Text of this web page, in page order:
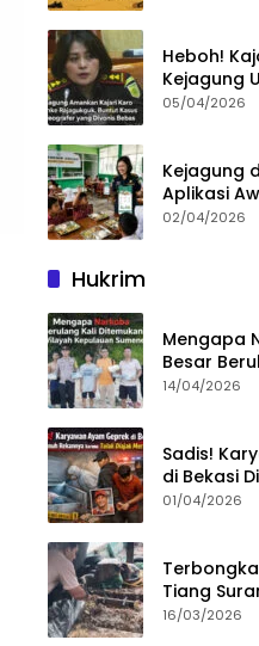
Heboh!
Kejagung
05/04/2026
Kejagung
Aplikasi
Begini
02/04/2026
Hukrim
Mengapa
Besar
di Wilayah
14/04/2026
Sadis!
di Bekasi
karena
01/04/2026
Tiang
ABK
16/03/2026